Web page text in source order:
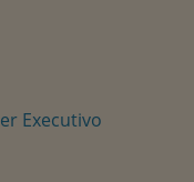
Executivo